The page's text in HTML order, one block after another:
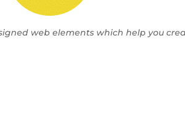
web elements which help you